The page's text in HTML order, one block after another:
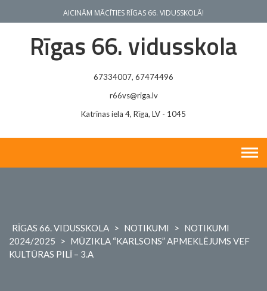
AICINĀM MĀCĪTIES RĪGAS 66. VIDUSSKOLĀ!
Rīgas 66. vidusskola
67334007, 67474496
r66vs@riga.lv
Katrīnas iela 4, Rīga, LV - 1045
RĪGAS 66. VIDUSSKOLA > NOTIKUMI > NOTIKUMI
2024/2025
> MŪZIKLA “KARLSONS” APMEKLĒJUMS VEF
KULTŪRAS PILĪ – 3.A